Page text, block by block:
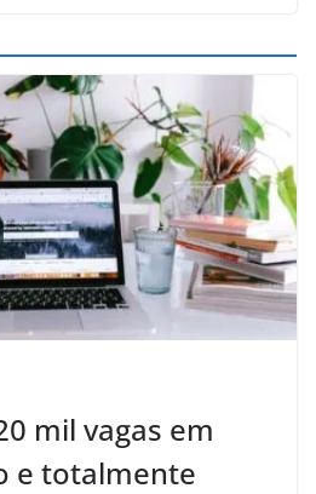
mil vagas em
e totalmente